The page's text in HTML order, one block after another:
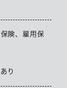
険、雇用保
り